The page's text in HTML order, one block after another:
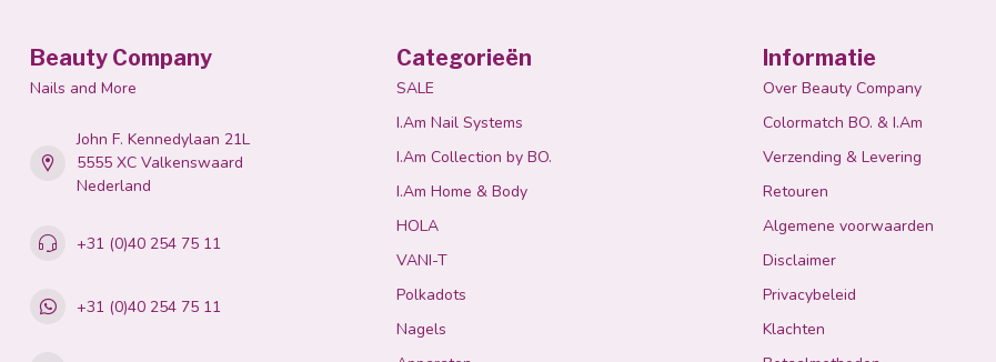
Beauty Company
Nails and More
John F. Kennedylaan 21L
5555 XC Valkenswaard
Nederland
+31 (0)40 254 75 11
+31 (0)40 254 75 11
Categorieën
SALE
I.Am Nail Systems
I.Am Collection by BO.
I.Am Home & Body
HOLA
VANI-T
Polkadots
Nagels
Informatie
Over Beauty Company
Colormatch BO. & I.Am
Verzending & Levering
Retouren
Algemene voorwaarden
Disclaimer
Privacybeleid
Klachten